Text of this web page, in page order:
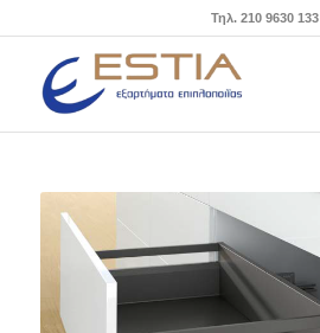
Τηλ. 210 9630 133